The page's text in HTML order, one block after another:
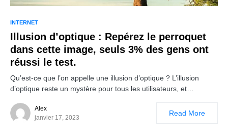
INTERNET
Illusion d’optique : Repérez le perroquet
dans cette image, seuls 3% des gens ont
réussi le test.
Qu’est-ce que l’on appelle une illusion d’optique ? L’illusion
d’optique reste un mystère pour tous les utilisateurs, et…
Alex
janvier 17, 2023
Read More